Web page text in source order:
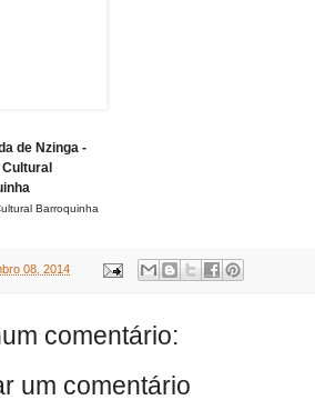
de Nzinga -
Barroquinha
08, 2014
comentário:
um comentário